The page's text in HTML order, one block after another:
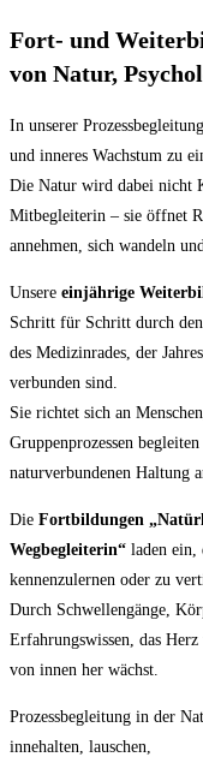
Fort- und
von Natur,
In unserer
und inneres Wachstum zu
Die Natur wird dabei nicht
Mitbegleiterin – sie öffnet
annehmen, sich wandeln
Unsere einjährige
Schritt für Schritt durch
des Medizinrades, der
verbunden sind.
Sie richtet sich an
Gruppenprozessen
naturverbundenen Haltung
Die Fortbildungen
Wegbegleiterin“ laden ein,
kennenzulernen oder zu
Durch Schwellengänge,
Erfahrungswissen, das
von innen her wächst.
Prozessbegleitung in der
innehalten, lauschen,